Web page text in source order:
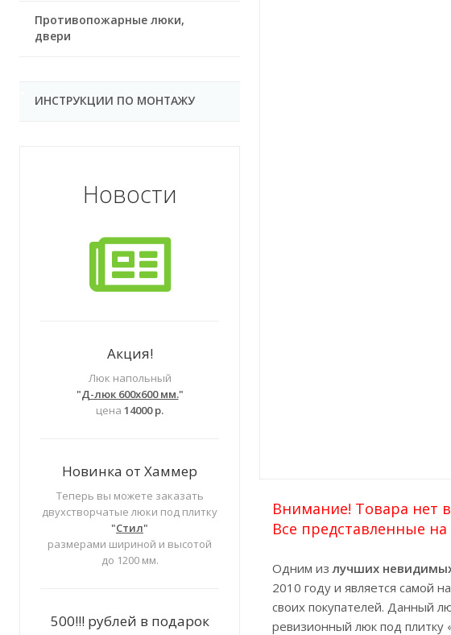
Противопожарные люки,
двери
ИНСТРУКЦИИ ПО МОНТАЖУ
Новости
Акция!
Люк напольный
"Д-люк 600х600 мм."
цена 14000 р.
Новинка от Хаммер
Теперь вы можете заказать
двухстворчатые люки под плитку
"Стил"
размерами шириной и высотой
до 1200 мм.
500!!! рублей в подарок
Внимание! Товара нет
Все представленные
Одним излучших
2010 году и является самой
своих покупателей. Данный
ревизионный люк под плитку